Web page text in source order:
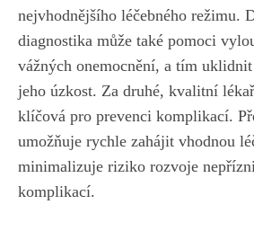
nejvhodnějšího⁢ léčebného režimu.
diagnostika může také pomoci
vážných⁢ onemocnění, a tím
jeho úzkost. Za druhé, kvalitní
klíčová pro prevenci komplikací.
umožňuje⁢ rychle zahájit vhodnou
minimalizuje ⁢riziko rozvoje
komplikací.